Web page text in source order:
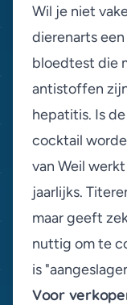
Wil je niet
dierenarts een
bloedtest die
antistoffen
hepatitis. Is
cocktail
van Weil
jaarlijks.
maar geeft
nuttig om te
is
Voor